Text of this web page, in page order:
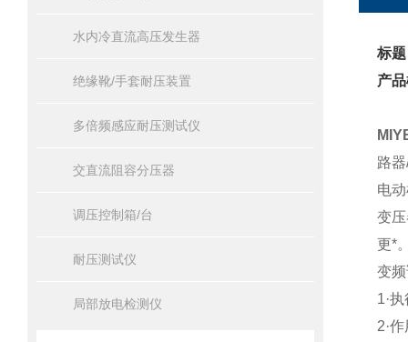
水内冷直流高压发生器
绝缘靴/手套耐压装置
多倍频感应耐压测试仪
交直流阻容分压器
调压控制箱/台
耐压测试仪
局部放电检测仪
标
产
路器
电
变
更*
变
1·
2·